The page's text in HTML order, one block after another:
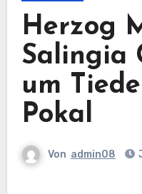
Herzog
Salingia
um
Pokal
Von admin08